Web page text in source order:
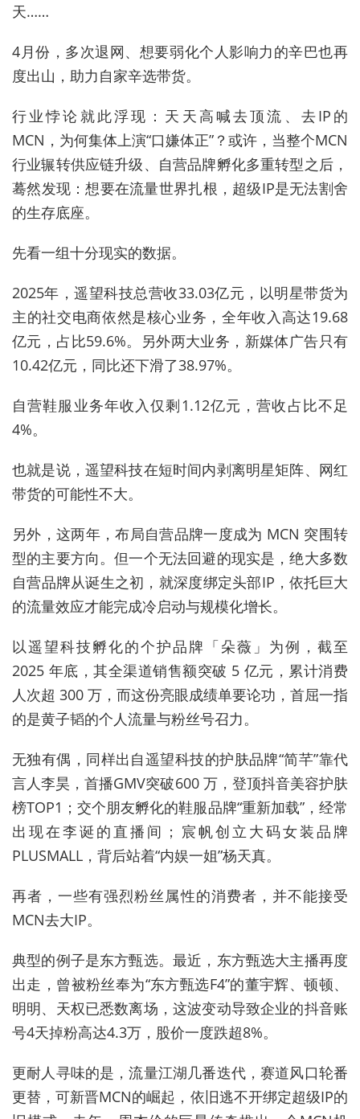
天……
4月份，多次退网、想要弱化个人影响力的辛巴也再
度出山，助力自家辛选带货。
行业悖论就此浮现：天天高喊去顶流、去IP的
MCN，为何集体上演“口嫌体正”？或许，当整个MCN
行业辗转供应链升级、自营品牌孵化多重转型之后，
蓦然发现：想要在流量世界扎根，超级IP是无法割舍
的生存底座。
先看一组十分现实的数据。
2025年，遥望科技总营收33.03亿元，以明星带货为
主的社交电商依然是核心业务，全年收入高达19.68
亿元，占比59.6%。另外两大业务，新媒体广告只有
10.42亿元，同比还下滑了38.97%。
自营鞋服业务年收入仅剩1.12亿元，营收占比不足
4%。
也就是说，遥望科技在短时间内剥离明星矩阵、网红
带货的可能性不大。
另外，这两年，布局自营品牌一度成为 MCN 突围转
型的主要方向。但一个无法回避的现实是，绝大多数
自营品牌从诞生之初，就深度绑定头部IP，依托巨大
的流量效应才能完成冷启动与规模化增长。
以遥望科技孵化的个护品牌「朵薇」为例，截至
2025 年底，其全渠道销售额突破 5 亿元，累计消费
人次超 300 万，而这份亮眼成绩单要论功，首屈一指
的是黄子韬的个人流量与粉丝号召力。
无独有偶，同样出自遥望科技的护肤品牌“简芊”靠代
言人李昊，首播GMV突破600 万，登顶抖音美容护肤
榜TOP1；交个朋友孵化的鞋服品牌“重新加载”，经常
出现在李诞的直播间；宸帆创立大码女装品牌
PLUSMALL，背后站着“内娱一姐”杨天真。
再者，一些有强烈粉丝属性的消费者，并不能接受
MCN去大IP。
典型的例子是东方甄选。最近，东方甄选大主播再度
出走，曾被粉丝奉为“东方甄选F4”的董宇辉、顿顿、
明明、天权已悉数离场，这波变动导致企业的抖音账
号4天掉粉高达4.3万，股价一度跌超8%。
更耐人寻味的是，流量江湖几番迭代，赛道风口轮番
更替，可新晋MCN的崛起，依旧逃不开绑定超级IP的